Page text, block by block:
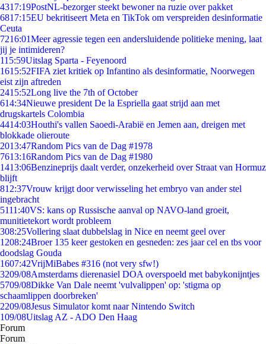
4317:19PostNL-bezorger steekt bewoner na ruzie over pakket
6817:15EU bekritiseert Meta en TikTok om verspreiden desinformatie
Ceuta
7216:01Meer agressie tegen een andersluidende politieke mening, laat
jij je intimideren?
115:59Uitslag Sparta - Feyenoord
1615:52FIFA ziet kritiek op Infantino als desinformatie, Noorwegen
eist zijn aftreden
2415:52Long live the 7th of October
614:34Nieuwe president De la Espriella gaat strijd aan met
drugskartels Colombia
4414:03Houthi's vallen Saoedi-Arabië en Jemen aan, dreigen met
blokkade olieroute
2013:47Random Pics van de Dag #1978
7613:16Random Pics van de Dag #1980
1413:06Benzineprijs daalt verder, onzekerheid over Straat van Hormuz
blijft
812:37Vrouw krijgt door verwisseling het embryo van ander stel
ingebracht
5111:40VS: kans op Russische aanval op NAVO-land groeit,
munitietekort wordt probleem
308:25Vollering slaat dubbelslag in Nice en neemt geel over
1208:24Broer 135 keer gestoken en gesneden: zes jaar cel en tbs voor
doodslag Gouda
1607:42VrijMiBabes #316 (not very sfw!)
3209/08Amsterdams dierenasiel DOA overspoeld met babykonijntjes
5709/08Dikke Van Dale neemt 'vulvalippen' op: 'stigma op
schaamlippen doorbreken'
2209/08Jesus Simulator komt naar Nintendo Switch
109/08Uitslag AZ - ADO Den Haag
Forum
Forum